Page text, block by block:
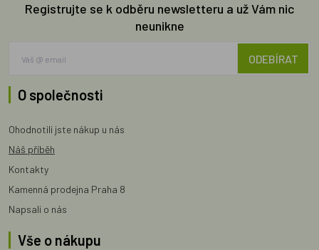
Registrujte se k odběru newsletteru a už Vám nic
neunikne
ODEBÍRAT
O společnosti
Ohodnotili jste nákup u nás
Náš příběh
Kontakty
Kamenná prodejna Praha 8
Napsali o nás
Vše o nákupu